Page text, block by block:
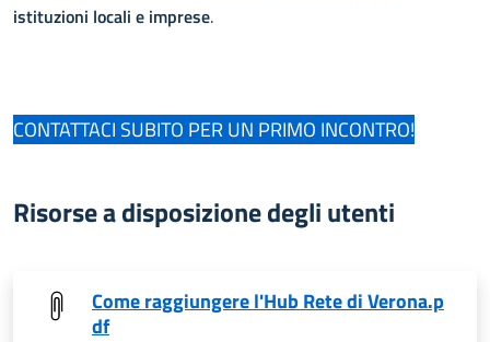
istituzioni locali e imprese.
CONTATTACI SUBITO PER UN PRIMO INCONTRO!
Risorse a disposizione degli utenti
Come raggiungere l'Hub Rete di Verona.p
df